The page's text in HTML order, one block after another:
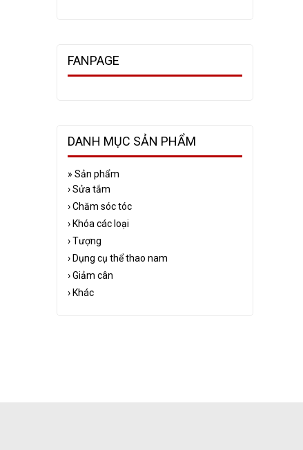
FANPAGE
DANH MỤC SẢN PHẨM
» Sản phẩm
›Sửa tắm
›Chăm sóc tóc
› Khóa các loại
›Tượng
› Dụng cụ thể thao nam
›Giảm cân
› Khác